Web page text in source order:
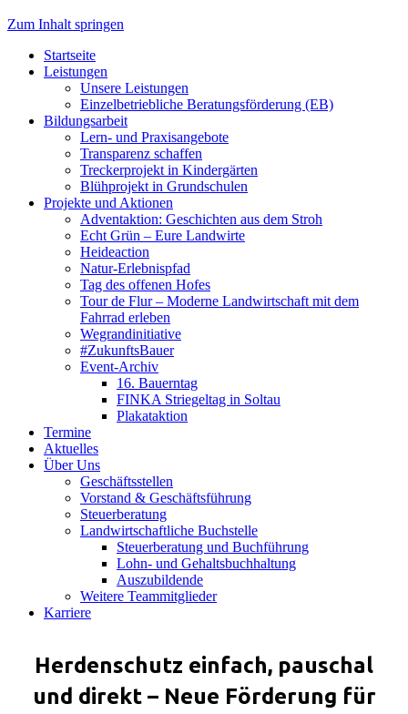
Zum Inhalt springen
Startseite
Leistungen
Unsere Leistungen
Einzelbetriebliche Beratungsförderung (EB)
Bildungsarbeit
Lern- und Praxisangebote
Transparenz schaffen
Treckerprojekt in Kindergärten
Blühprojekt in Grundschulen
Projekte und Aktionen
Adventaktion: Geschichten aus dem Stroh
Echt Grün – Eure Landwirte
Heideaction
Natur-Erlebnispfad
Tag des offenen Hofes
Tour de Flur – Moderne Landwirtschaft mit dem
Fahrrad erleben
Wegrandinitiative
#ZukunftsBauer
Event-Archiv
16. Bauerntag
FINKA Striegeltag in Soltau
Plakataktion
Termine
Aktuelles
Über Uns
Geschäftsstellen
Vorstand & Geschäftsführung
Steuerberatung
Landwirtschaftliche Buchstelle
Steuerberatung und Buchführung
Lohn- und Gehaltsbuchhaltung
Auszubildende
Weitere Teammitglieder
Karriere
Herdenschutz einfach, pauschal
und direkt – Neue Förderung für